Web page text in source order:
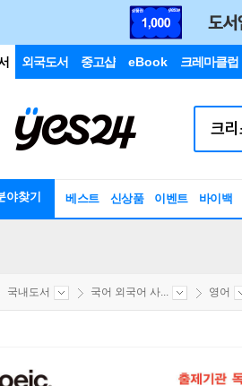
외국도서 중고샵 eBook 크레마클럽
야찾기 베스트 신상품 이벤트 바이백
국내도서 국어 외국어 사... 영어